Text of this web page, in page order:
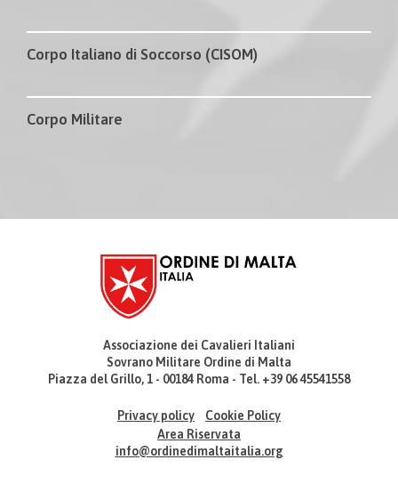
Corpo Italiano di Soccorso (CISOM)
Corpo Militare
Associazione dei Cavalieri Italiani
Sovrano Militare Ordine di Malta
Piazza del Grillo, 1 - 00184 Roma - Tel. +39 06 45541558
Privacy policy
Cookie Policy
Area Riservata
info@ordinedimaltaitalia.org